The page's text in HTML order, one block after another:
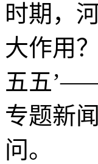
时期，
大作用
五五
专题新
问。